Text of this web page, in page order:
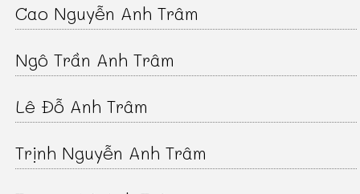
Cao Nguyễn Anh Trâm
Ngô Trần Anh Trâm
Lê Đỗ Anh Trâm
Trịnh Nguyễn Anh Trâm